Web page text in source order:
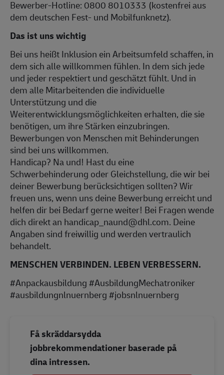
Bewerber-Hotline: 0800 8010333 (kostenfrei aus
dem deutschen Fest- und Mobilfunknetz).
Das ist uns wichtig
Bei uns heißt Inklusion ein Arbeitsumfeld schaffen, in
dem sich alle willkommen fühlen. In dem sich jede
und jeder respektiert und geschätzt fühlt. Und in
dem alle Mitarbeitenden die individuelle
Unterstützung und die
Weiterentwicklungsmöglichkeiten erhalten, die sie
benötigen, um ihre Stärken einzubringen.
Bewerbungen von Menschen mit Behinderungen
sind bei uns willkommen.
Handicap? Na und! Hast du eine
Schwerbehinderung oder Gleichstellung, die wir bei
deiner Bewerbung berücksichtigen sollten? Wir
freuen uns, wenn uns deine Bewerbung erreicht und
helfen dir bei Bedarf gerne weiter! Bei Fragen wende
dich direkt an handicap_naund@dhl.com. Deine
Angaben sind freiwillig und werden vertraulich
behandelt.
MENSCHEN VERBINDEN. LEBEN VERBESSERN.
#Anpackausbildung #AusbildungMechatroniker
#ausbildungnlnuernberg #jobsnlnuernberg
Få skräddarsydda
jobbrekommendationer baserade på
dina intressen.